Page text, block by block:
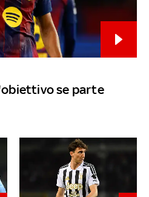
se parte